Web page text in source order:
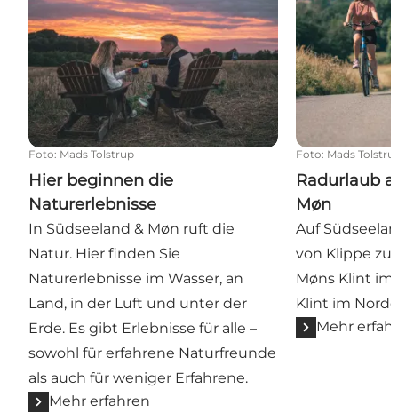
Foto: Mads Tolstrup
Hier beginnen die
Naturerlebnisse
In Südseeland & Møn ruft die
Natur. Hier finden Sie
Naturerlebnisse im Wasser, an
Land, in der Luft und unter der
Erde. Es gibt Erlebnisse für alle –
sowohl für erfahrene Naturfreunde
als auch für weniger Erfahrene.
Mehr erfahren
Foto: Mads
Radurlaub
Møn
Auf
von Klippe zu
Møns Klint im
Klint im
Mehr